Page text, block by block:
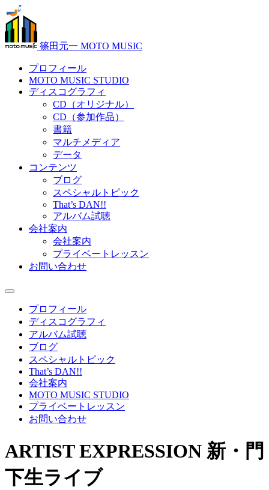
篠田元一 MOTO MUSIC
プロフィール
MOTO MUSIC STUDIO
ディスコグラフィ
CD（オリジナル）
CD（参加作品）
書籍
マルチメディア
データ
コンテンツ
ブログ
スペシャルトピック
That’s DAN!!
アルバム試聴
会社案内
会社案内
プライベートレッスン
お問い合わせ
プロフィール
ディスコグラフィ
アルバム試聴
ブログ
スペシャルトピック
That’s DAN!!
会社案内
MOTO MUSIC STUDIO
プライベートレッスン
お問い合わせ
ARTIST EXPRESSION 新・門
下生ライブ